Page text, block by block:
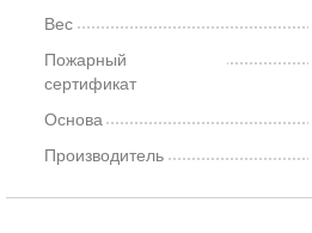
Вес
Пожарный
сертификат
Основа
Производитель